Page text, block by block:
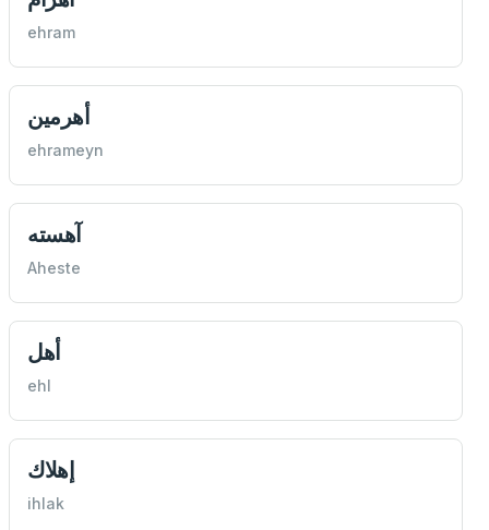
ehram
أهرمین
ehrameyn
آهسته
Aheste
أهل
ehl
إهلاك
ihlak